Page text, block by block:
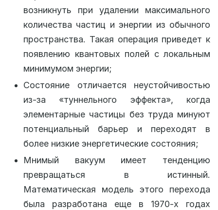
возникнуть при удалении максимального
количества частиц и энергии из обычного
пространства. Такая операция приведет к
появлению квантовых полей с локальным
минимумом энергии;
Состояние отличается неустойчивостью
из-за «туннельного эффекта», когда
элементарные частицы без труда минуют
потенциальный барьер и переходят в
более низкие энергетические состояния;
Мнимый вакуум имеет тенденцию
превращаться в истинный.
Математическая модель этого перехода
была разработана еще в 1970-х годах